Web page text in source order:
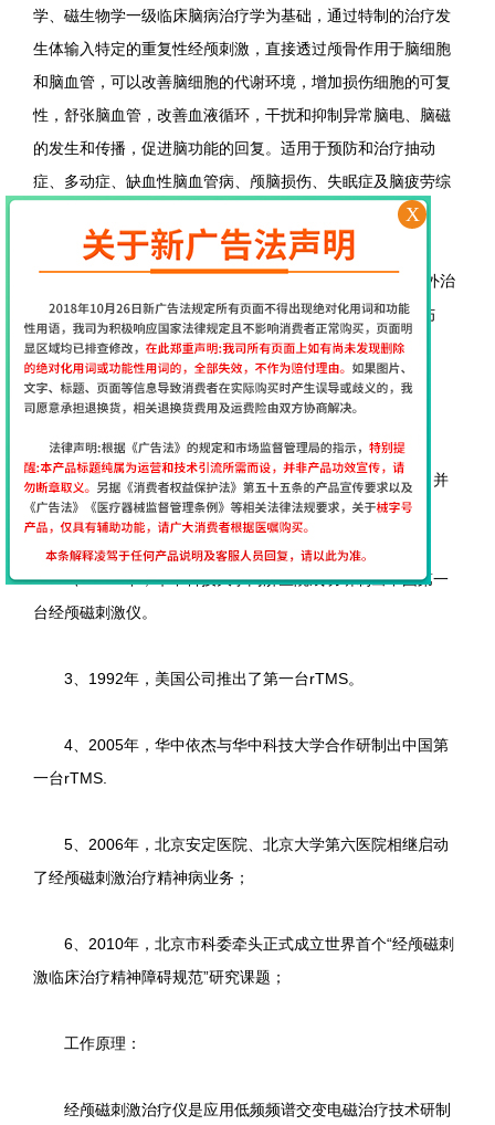
学、磁生物学一级临床脑病治疗学为基础，通过特制的治疗发
生体输入特定的重复性经颅刺激，直接透过颅骨作用于脑细胞
和脑血管，可以改善脑细胞的代谢环境，增加损伤细胞的可复
性，舒张脑血管，改善血液循环，干扰和抑制异常脑电、脑磁
的发生和传播，促进脑功能的回复。适用于预防和治疗抽动
症、多动症、缺血性脑血管病、颅脑损伤、失眠症及脑疲劳综
NK-IA04J（数码）型经颅磁刺激仪是方便患者在医院外治
疗而设计的家庭型台式治疗设备。纯物理治疗，对人体无伤
害，其性能稳定、安全可靠，操作方便、疗效显著。
发展历程
1、1985年，Barker成功研制出第一台经颅磁刺激仪，并
率领研究小组成立英国磁刺激公司。
2、1988年，华中科技大学同济医院成功研制出中国第一
台经颅磁刺激仪。
3、1992年，美国公司推出了第一台rTMS。
4、2005年，华中依杰与华中科技大学合作研制出中国第
一台rTMS.
5、2006年，北京安定医院、北京大学第六医院相继启动
了经颅磁刺激治疗精神病业务；
6、2010年，北京市科委牵头正式成立世界首个“经颅磁刺
激临床治疗精神障碍规范”研究课题；
工作原理：
经颅磁刺激治疗仪是应用低频频谱交变电磁治疗技术研制
X